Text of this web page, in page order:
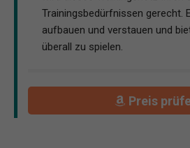
Trainingsbedürfnissen gerecht.
aufbauen und verstauen und
überall zu spielen.
Preis